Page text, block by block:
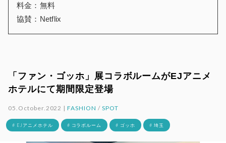
料金：無料
協賛：Netflix
「ファン・ゴッホ」展コラボルームがEJアニメ
ホテルにて期間限定登場
05.October.2022 |FASHION / SPOT
# EJアニメホテル # コラボルーム # ゴッホ # 埼玉